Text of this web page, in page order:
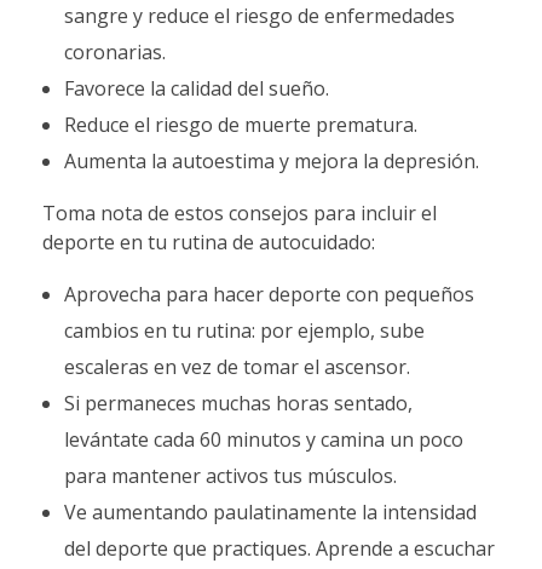
sangre y reduce el riesgo de enfermedades
coronarias.
Favorece la calidad del sueño.
Reduce el riesgo de muerte prematura.
Aumenta la autoestima y mejora la depresión.
Toma nota de estos consejos para incluir el
deporte en tu rutina de autocuidado:
Aprovecha para hacer deporte con pequeños
cambios en tu rutina: por ejemplo, sube
escaleras en vez de tomar el ascensor.
Si permaneces muchas horas sentado,
levántate cada 60 minutos y camina un poco
para mantener activos tus músculos.
Ve aumentando paulatinamente la intensidad
del deporte que practiques. Aprende a escuchar